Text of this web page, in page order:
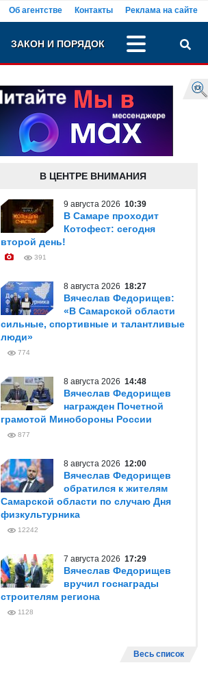
Об агентстве Контакты Реклама на сайте
ЗАКОН И ПОРЯДОК
В ЦЕНТРЕ ВНИМАНИЯ
9 августа 2026 10:39
В Самаре проходит
Котофест: сегодня
второй день!
391
8 августа 2026 18:27
Вячеслав Федорищев:
«В Самарской области
сильные, спортивные и талантливые
люди»
774
8 августа 2026 14:48
Вячеслав Федорищев
награжден Почетной
грамотой Минобороны России
877
8 августа 2026 12:00
Вячеслав Федорищев
обратился к жителям
Самарской области по случаю Дня
физкультурника
12242
7 августа 2026 17:29
Вячеслав Федорищев
вручил госнаграды
строителям региона
1128
Весь список